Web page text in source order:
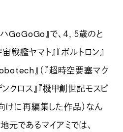
GoGoGo』で、４，５歳のと
戦艦ヤマト』『ボルトロン』
』（『超時空要塞マク
クロス』『機甲創世記モスピ
けに再編集した作品）なん
元であるマイアミでは、